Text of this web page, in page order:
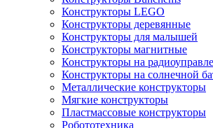
Конструкторы LEGO
Конструкторы деревянные
Конструкторы для малышей
Конструкторы магнитные
Конструкторы на
Конструкторы на солнечной
Металлические конструкторы
Мягкие конструкторы
Пластмассовые конструкторы
Робототехника